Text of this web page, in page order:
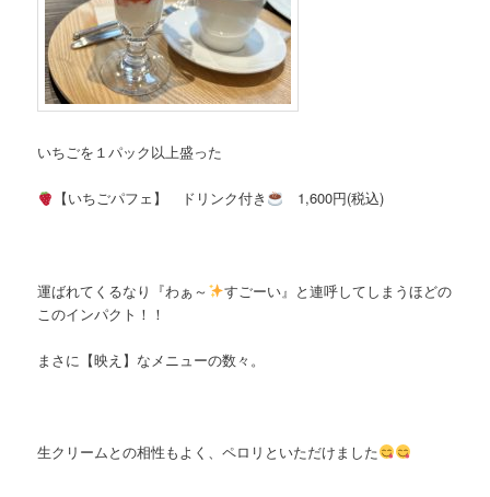
いちごを１パック以上盛った
【いちごパフェ】 ドリンク付き 1,600円(税込)
運ばれてくるなり『わぁ～
すごーい』と連呼してしまうほどの
このインパクト！！
まさに【映え】なメニューの数々。
生クリームとの相性もよく、ペロリといただけました